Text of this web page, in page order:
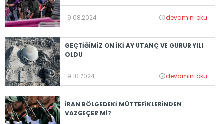
9.08.2024 devamını oku
GEÇTİĞİMİZ ON İKİ AY UTANÇ VE GURUR YILI
OLDU
9.10.2024 devamını oku
İRAN BÖLGEDEKİ MÜTTEFİKLERİNDEN
VAZGEÇER Mİ?